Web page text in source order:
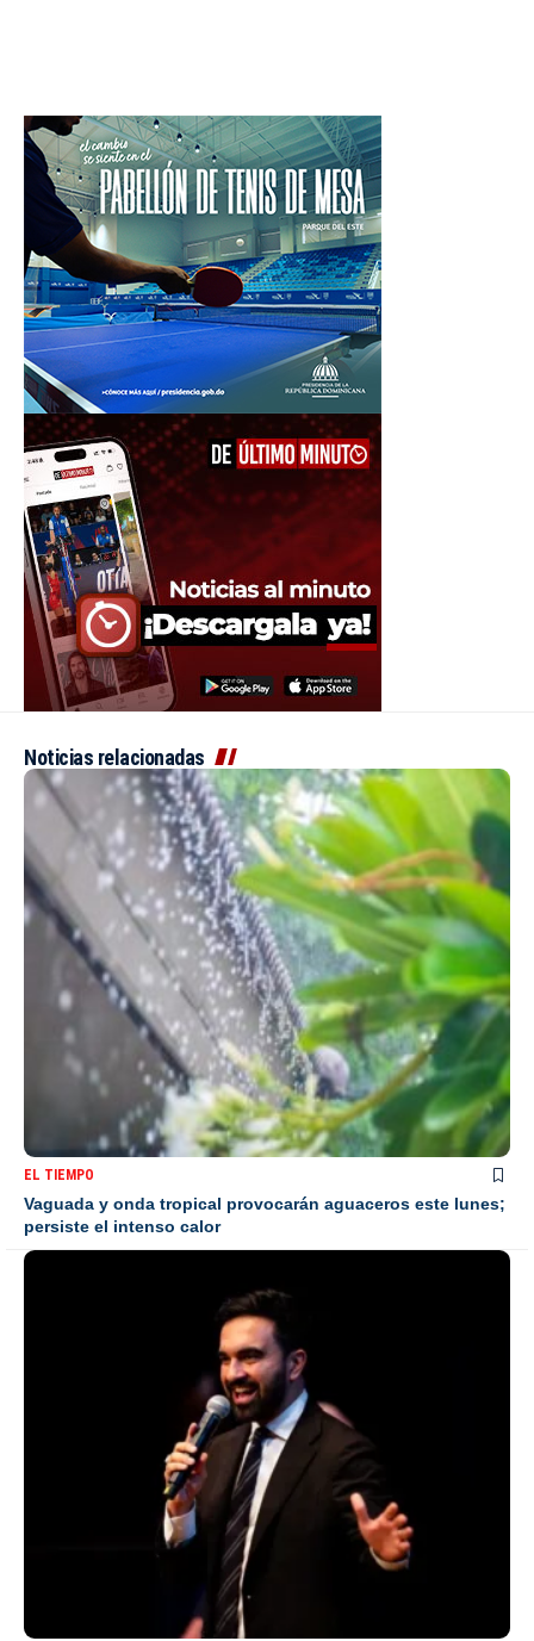
Noticias relacionadas
EL TIEMPO
Vaguada y onda tropical provocarán aguaceros este lunes;
persiste el intenso calor